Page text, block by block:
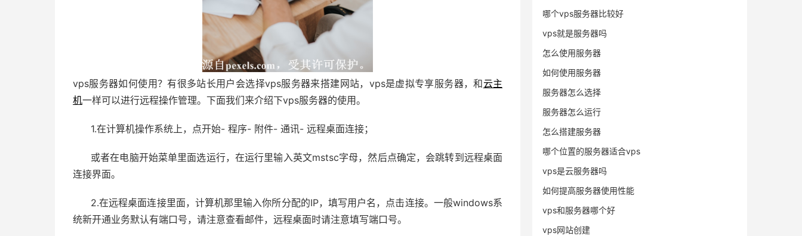
vps服务器如何使用？有很多站长用户会选择vps服务器来搭建网站，vps是虚拟专享服务器，和云主
机一样可以进行远程操作管理。下面我们来介绍下vps服务器的使用。
1.在计算机操作系统上，点开始- 程序- 附件- 通讯- 远程桌面连接；
或者在电脑开始菜单里面选运行，在运行里输入英文mstsc字母，然后点确定，会跳转到远程桌面
连接界面。
2.在远程桌面连接里面，计算机那里输入你所分配的IP，填写用户名，点击连接。一般windows系
统新开通业务默认有端口号，请注意查看邮件，远程桌面时请注意填写端口号。
哪个vps服务器比较好
vps就是服务器吗
怎么使用服务器
如何使用服务器
服务器怎么选择
服务器怎么运行
怎么搭建服务器
哪个位置的服务器适合vps
vps是云服务器吗
如何提高服务器使用性能
vps和服务器哪个好
vps网站创建